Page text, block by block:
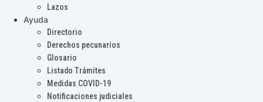
Lazos
Ayuda
Directorio
Derechos pecunarios
Glosario
Listado Trámites
Medidas COVID-19
Notificaciones judiciales